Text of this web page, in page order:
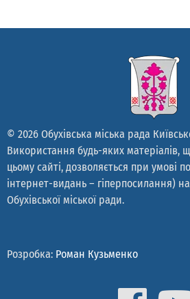
© 2026 Обухівська міська рада
Використання будь-яких матеріалів,
цьому сайті, дозволяється при умові
інтернет-видань – гіперпосилання)
Обухівської міської ради.
Розробка: Роман Кузьменко